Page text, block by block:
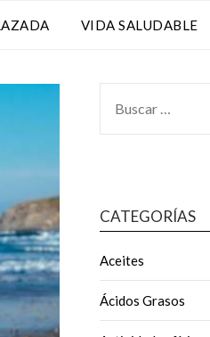
VIDA SALUDABLE
CATEGORÍAS
Aceites
Ácidos Grasos